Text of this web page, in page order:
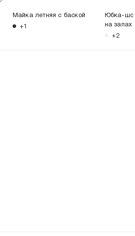
Майка летняя с баской
+1
Юбка-
на запах
+2